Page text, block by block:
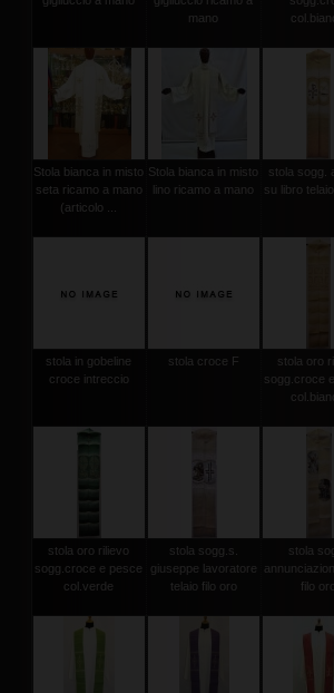
mano
Stola bianca in misto
seta ricamo a mano
(articolo ...
Stola bianca in misto
lino ricamo a mano
stola sogg.
su libro telaio
stola in gobeline
croce intreccio
stola croce F
stola oro
sogg.croce
stola oro rilievo
sogg.croce e pesce
col.verde
stola sogg.s.
giuseppe lavoratore
telaio filo oro
stola
filo oro